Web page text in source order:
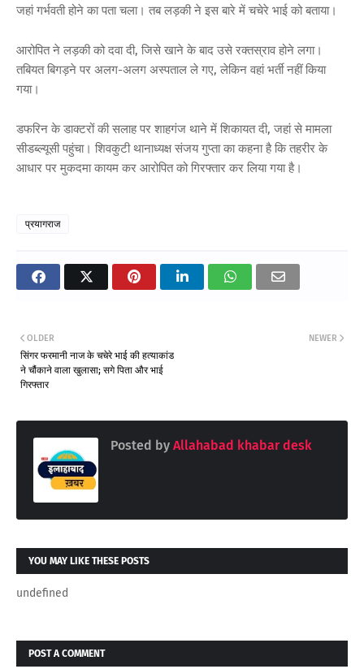
जहां गर्भवती होने का पता चला। तब लड़की ने इस बारे में चचेरे भाई को बताया।
आरोपित ने लड़की को दवा दी, जिसे खाने के बाद उसे रक्तस्राव होने लगा।
तबियत बिगड़ने पर अलग-अलग अस्पताल ले गए, लेकिन वहां भर्ती नहीं किया
गया।
डफरिन के डाक्टरों की सलाह पर शाहगंज थाने में शिकायत दी, जहां से मामला
सीडब्ल्यूसी पहुंचा। शिवकुटी थानाध्यक्ष संजय गुप्ता का कहना है कि तहरीर के
आधार पर मुकदमा कायम कर आरोपित को गिरफ्तार कर लिया गया है।
प्रयागराज
NEWER
OLDER
सिंगर फरमानी नाज के चचेरे भाई की हत्याकांड
ने चौंकाने वाला खुलासा; सगे पिता और भाई
गिरफ्तार
Posted by Allahabad khabar desk
YOU MAY LIKE THESE POSTS
undefined
POST A COMMENT